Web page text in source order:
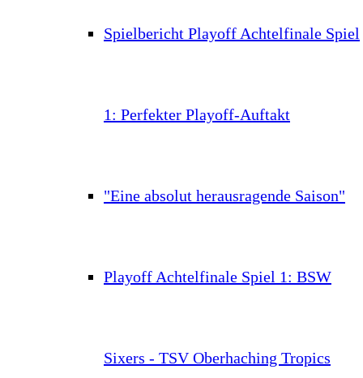
Spielbericht Playoff Achtelfinale Spiel
1: Perfekter Playoff-Auftakt
"Eine absolut herausragende Saison"
Playoff Achtelfinale Spiel 1: BSW
Sixers - TSV Oberhaching Tropics